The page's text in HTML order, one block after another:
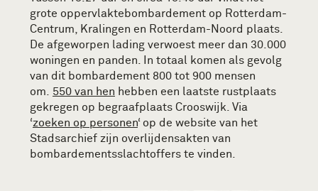
grote oppervlaktebombardement op Rotterdam-
Centrum, Kralingen en Rotterdam-Noord plaats.
De afgeworpen lading verwoest meer dan 30.000
woningen en panden. In totaal komen als gevolg
van dit bombardement 800 tot 900 mensen
om. 550 van hen hebben een laatste rustplaats
gekregen op begraafplaats Crooswijk. Via
‘zoeken op personen‘ op de website van het
Stadsarchief zijn overlijdensakten van
bombardementsslachtoffers te vinden.